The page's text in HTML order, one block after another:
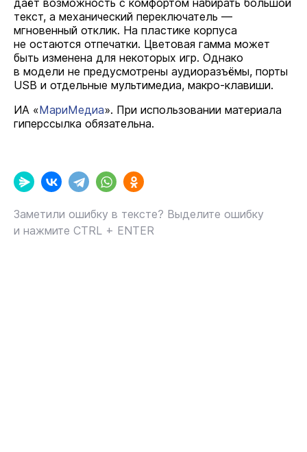
даёт возможность с комфортом набирать большой
текст, а механический переключатель —
мгновенный отклик. На пластике корпуса
не остаются отпечатки. Цветовая гамма может
быть изменена для некоторых игр. Однако
в модели не предусмотрены аудиоразъёмы, порты
USB и отдельные мультимедиа, макро-клавиши.
ИА «МариМедиа». При использовании материала
гиперссылка обязательна.
Заметили ошибку в тексте? Выделите ошибку
и нажмите CTRL + ENTER